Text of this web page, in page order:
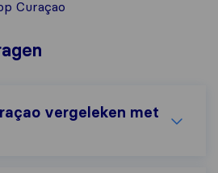
Curaçao
vergeleken met